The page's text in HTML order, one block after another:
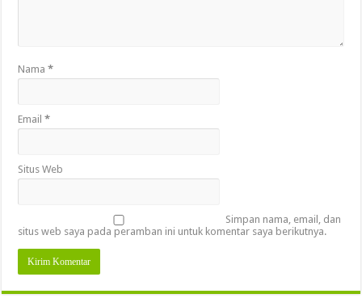
Nama*
Email*
Situs Web
Simpan nama, email, dan
situs web saya pada peramban ini untuk komentar saya berikutnya.